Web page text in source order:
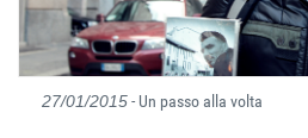
27/01/2015- Un passo alla volta